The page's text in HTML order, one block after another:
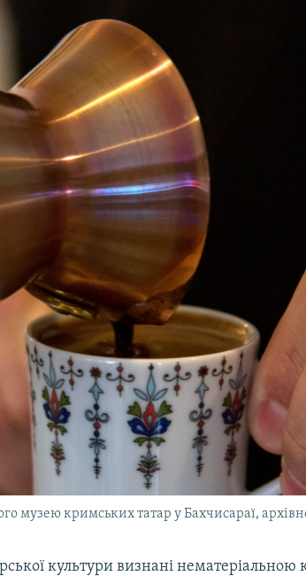
музею кримських татар у Бахчисараї,
культури визнані нематеріальною